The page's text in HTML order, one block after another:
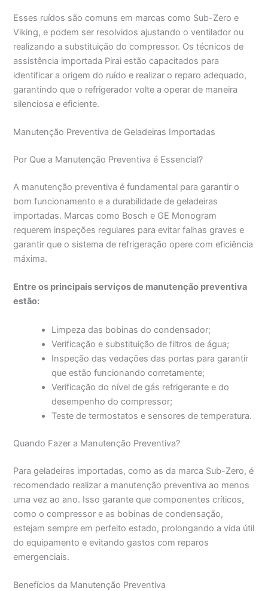
Esses ruídos são comuns em marcas como Sub-Zero e
Viking, e podem ser resolvidos ajustando o ventilador ou
realizando a substituição do compressor. Os técnicos de
assistência importada Pirai estão capacitados para
identificar a origem do ruído e realizar o reparo adequado,
garantindo que o refrigerador volte a operar de maneira
silenciosa e eficiente.
Manutenção Preventiva de Geladeiras Importadas
Por Que a Manutenção Preventiva é Essencial?
A manutenção preventiva é fundamental para garantir o
bom funcionamento e a durabilidade de geladeiras
importadas. Marcas como Bosch e GE Monogram
requerem inspeções regulares para evitar falhas graves e
garantir que o sistema de refrigeração opere com eficiência
máxima.
Entre os principais serviços de manutenção preventiva
estão:
Limpeza das bobinas do condensador;
Verificação e substituição de filtros de água;
Inspeção das vedações das portas para garantir
que estão funcionando corretamente;
Verificação do nível de gás refrigerante e do
desempenho do compressor;
Teste de termostatos e sensores de temperatura.
Quando Fazer a Manutenção Preventiva?
Para geladeiras importadas, como as da marca Sub-Zero, é
recomendado realizar a manutenção preventiva ao menos
uma vez ao ano. Isso garante que componentes críticos,
como o compressor e as bobinas de condensação,
estejam sempre em perfeito estado, prolongando a vida útil
do equipamento e evitando gastos com reparos
emergenciais.
Benefícios da Manutenção Preventiva